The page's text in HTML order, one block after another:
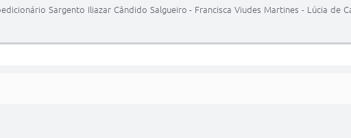
Sargento Iliazar Cândido Salgueiro - Francisca Viudes Martines - Lúcia de